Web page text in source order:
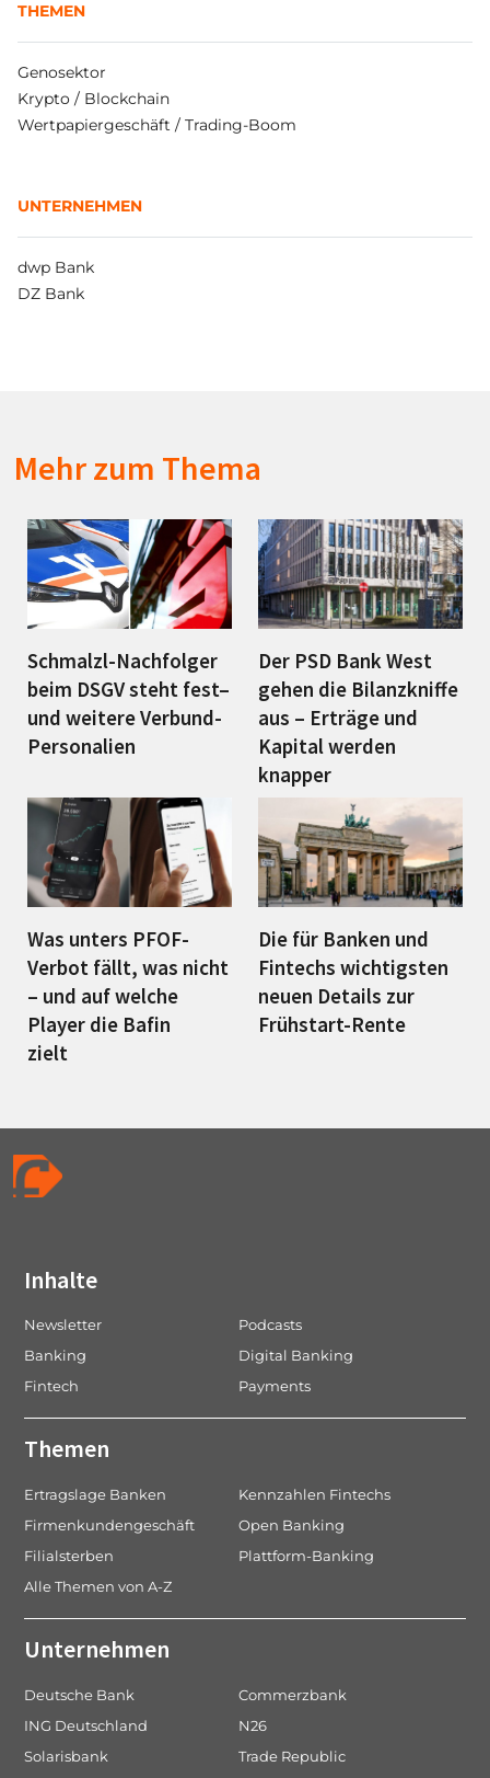
THEMEN
Genosektor
Krypto / Blockchain
Wertpapiergeschäft / Trading-Boom
UNTERNEHMEN
dwp Bank
DZ Bank
Mehr zum Thema
Schmalzl-Nachfolger
beim DSGV steht fest–
und weitere Verbund-
Personalien
Der PSD Bank West
gehen die Bilanzkniffe
aus – Erträge und
Kapital werden
knapper
Was unters PFOF-
Verbot fällt, was nicht
– und auf welche
Player die Bafin
zielt
Die für Banken und
Fintechs wichtigsten
neuen Details zur
Frühstart-Rente
Inhalte
Newsletter
Podcasts
Banking
Digital Banking
Fintech
Payments
Themen
Ertragslage Banken
Kennzahlen Fintechs
Firmenkundengeschäft
Open Banking
Filialsterben
Plattform-Banking
Alle Themen von A-Z
Unternehmen
Deutsche Bank
Commerzbank
ING Deutschland
N26
Solarisbank
Trade Republic